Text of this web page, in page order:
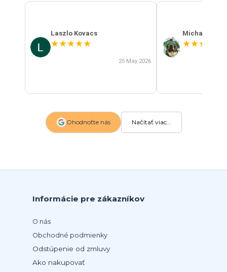
Laszlo Kovacs
★★★★★
25 May 2026
Michal Szabo
★★★
Ohodnoťte nás Načítať viac...
Informácie pre zákazníkov
O nás
Obchodné podmienky
Odstúpenie od zmluvy
Ako nakupovať